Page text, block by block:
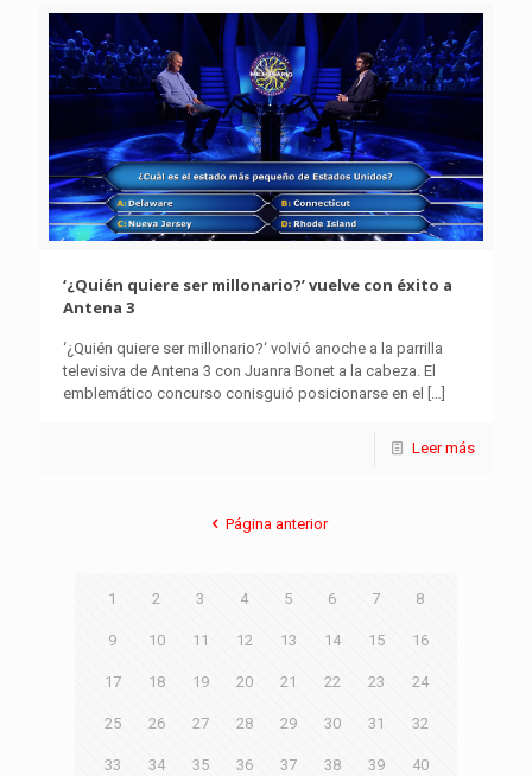
‘¿Quién quiere ser millonario?’ vuelve con éxito a
Antena 3
‘¿Quién quiere ser millonario?‘ volvió anoche a la parrilla
televisiva de Antena 3 con Juanra Bonet a la cabeza. El
emblemático concurso conisguió posicionarse en el […]
Leer más
Página anterior
1 2 3 4 5 6 7 8
9 10 11 12 13 14 15 16
17 18 19 20 21 22 23 24
25 26 27 28 29 30 31 32
33 34 35 36 37 38 39 40